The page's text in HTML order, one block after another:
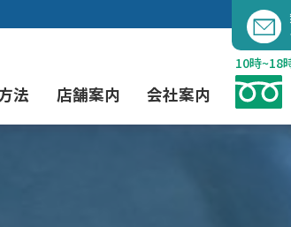
容
キ
ッ
法 店舗案内 会社案内
10時~18